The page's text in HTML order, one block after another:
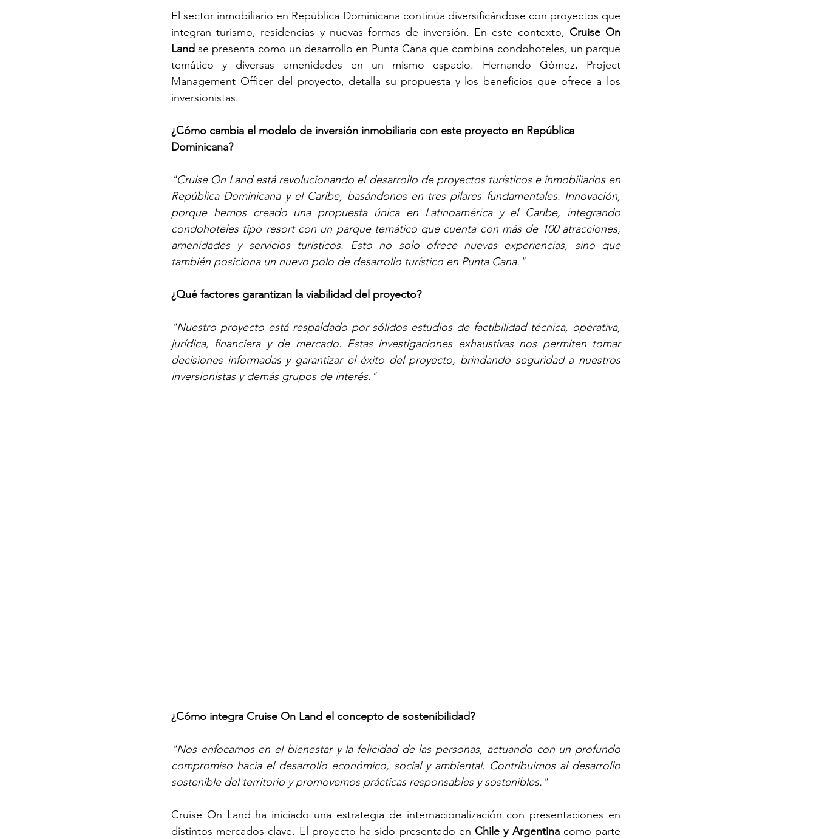
El sector inmobiliario en República Dominicana continúa diversificándose con proyectos que
integran turismo, residencias y nuevas formas de inversión. En este contexto, Cruise On
Land se presenta como un desarrollo en Punta Cana que combina condohoteles, un parque
temático y diversas amenidades en un mismo espacio. Hernando Gómez, Project
Management Officer del proyecto, detalla su propuesta y los beneficios que ofrece a los
inversionistas.
¿Cómo cambia el modelo de inversión inmobiliaria con este proyecto en República
Dominicana?
"Cruise On Land está revolucionando el desarrollo de proyectos turísticos e inmobiliarios en
República Dominicana y el Caribe, basándonos en tres pilares fundamentales. Innovación,
porque hemos creado una propuesta única en Latinoamérica y el Caribe, integrando
condohoteles tipo resort con un parque temático que cuenta con más de 100 atracciones,
amenidades y servicios turísticos. Esto no solo ofrece nuevas experiencias, sino que
también posiciona un nuevo polo de desarrollo turístico en Punta Cana."
¿Qué factores garantizan la viabilidad del proyecto?
"Nuestro proyecto está respaldado por sólidos estudios de factibilidad técnica, operativa,
jurídica, financiera y de mercado. Estas investigaciones exhaustivas nos permiten tomar
decisiones informadas y garantizar el éxito del proyecto, brindando seguridad a nuestros
inversionistas y demás grupos de interés."
¿Cómo integra Cruise On Land el concepto de sostenibilidad?
"Nos enfocamos en el bienestar y la felicidad de las personas, actuando con un profundo
compromiso hacia el desarrollo económico, social y ambiental. Contribuimos al desarrollo
sostenible del territorio y promovemos prácticas responsables y sostenibles."
Cruise On Land ha iniciado una estrategia de internacionalización con presentaciones en
distintos mercados clave. El proyecto ha sido presentado en Chile y Argentina como parte